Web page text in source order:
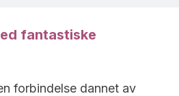
fantastiske
forbindelse dannet av